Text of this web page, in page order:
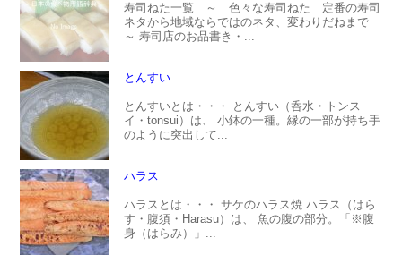
寿司ねた一覧 ～ 色々な寿司ねた 定番の寿司
ネタから地域ならではのネタ、変わりだねまで
～ 寿司店のお品書き・...
とんすい
とんすいとは・・・ とんすい（呑水・トンス
イ・tonsui）は、 小鉢の一種。縁の一部が持ち手
のように突出して...
ハラス
ハラスとは・・・ サケのハラス焼 ハラス（はら
す・腹須・Harasu）は、 魚の腹の部分。「※腹
身（はらみ）」...